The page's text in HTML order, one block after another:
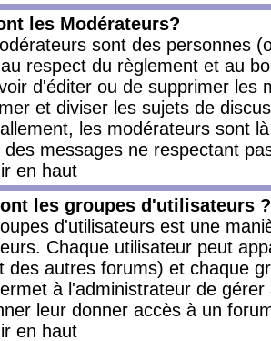
les Modérateurs?
sont des personnes
respect du règlement et au
d'éditer ou de supprimer les
et diviser les sujets de
les modérateurs sont
des messages ne respectant
en haut
les groupes d'utilisateurs ?
d'utilisateurs est une
Chaque utilisateur peut
des autres forums) et chaque
à l'administrateur de
leur donner accès à un
en haut